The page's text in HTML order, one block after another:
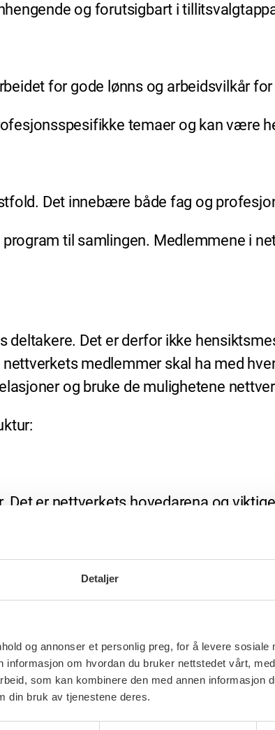
Detaljer
og annonser et personlig preg, for å levere sosiale
om hvordan du bruker nettstedet vårt,
som kan kombinere den med annen informasjon
din bruk av tjenestene deres.
og forutsigbart i
for gode lønns og arbeidsvilkår
temaer og kan være
Det innebære både fag og
til samlingen. Medlemmene i
Det er derfor ikke
medlemmer skal ha med
og bruke de mulighetene
Det er nettverkets hovedarena og
opp til drøfting aktuelle
også stedet der nettverkets arbeid
med kontaktinformasjon til all